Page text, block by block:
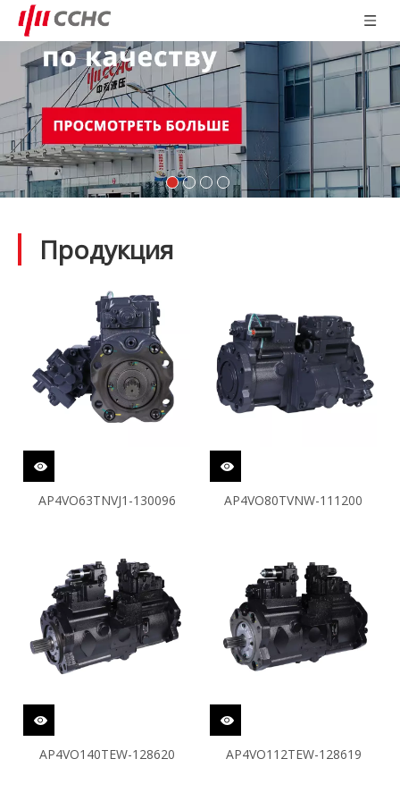
Продукция
AP4VO63TNVJ1-130096 AP4VO80TVNW-111200
AP4VO140TEW-128620 AP4VO112TEW-128619